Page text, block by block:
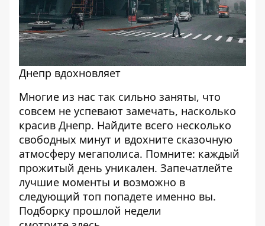
Днепр вдохновляет
Многие из нас так сильно заняты, что
совсем не успевают замечать, насколько
красив Днепр. Найдите всего несколько
свободных минут и вдохните сказочную
атмосферу мегаполиса. Помните: каждый
прожитый день уникален. Запечатлейте
лучшие моменты и возможно в
следующий топ попадете именно вы.
Подборку прошлой недели